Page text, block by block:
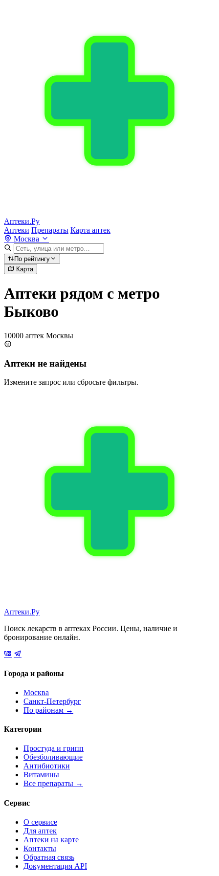
Аптеки.Ру
Аптеки Препараты Карта аптек
Москва
По рейтингу
Карта
Аптеки рядом с метро
Быково
10000 аптек Москвы
Аптеки не найдены
Измените запрос или сбросьте фильтры.
Аптеки.Ру
Поиск лекарств в аптеках России. Цены, наличие и
бронирование онлайн.
Города и районы
Москва
Санкт-Петербург
По районам →
Категории
Простуда и грипп
Обезболивающие
Антибиотики
Витамины
Все препараты →
Сервис
О сервисе
Для аптек
Аптеки на карте
Контакты
Обратная связь
Документация API